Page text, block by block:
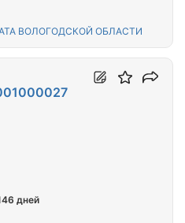
ВОЛОГОДСКОЙ ОБЛАСТИ
дней